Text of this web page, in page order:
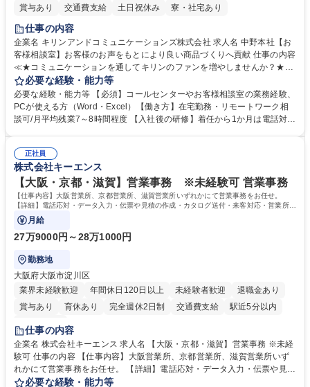
賞与あり
交通費支給 土日祝休み 寮・社宅あり
仕事の内容
企業名 キリンアンドコミュニケーションズ株式会社 求人名 中野本社【お
客様相談室】お客様のお声をもとにより良い商品づくりへ貢献 仕事の内容
≪★コミュニケーションを通してキリンのファンを増やしませんか？★≫
お客様のお声をより良い商品づくりに活かしていく上で、窓口となるお客
様相談室でのお仕事です。 日々お客様からいただくキリングループへのご
意見を、企業活動に活かしています。お客様からの声に迅速かつ誠意をも
って対応、情報提供するとともにグループ内活動に反映しています。 【具
平均100件前後■メール・手紙：同上40件前後 募集職種 中野本社【お客様
相談室】お客様のお声をもとにより良い商品づくりへ貢献
必要な経験・能力等
必要な経験・能力等 【必須】コールセンターやお客様相談室の業務経験、
PCが使える方（Word・Excel）【働き方】在宅勤務・リモートワーク相
談可/月平均残業7～8時間程度 【入社後の研修】着任から1か月は電話対応
すのでご安心ください。 【当社について】キリングループの広報機能を担
う会社として、お客様との出会いを大切にし、磨き上げたホスピタリティ
を込めてコミュニケーションをとりながら広報関連業務を行っておりま
す。 学歴・資格 学歴：大学院 大学 高専 短大 専修学校 高校 語学力： 資
格：
正社員
株式会社キーエンス
【大阪・京都・滋賀】営業事務 ※未経験可 営業事務
【仕事内容】大阪営業所、京都営業所、滋賀営業所いずれかにて営業事務をお任せ。
【詳細】電話応対・データ入力・伝票や見積の作成・カタログ送付・来客対応・営業所内
で発生する事務業務や業務改善をお任せ。
月給
27万9000円～28万1000円
勤務地
大阪府大阪市淀川区
業界未経験歓迎
年間休日120日以上 未経験者歓迎
退職金あり
賞与あり
育休あり 完全週休2日制 交通費支給
駅近5分以内
土日祝休み
仕事の内容
企業名 株式会社キーエンス 求人名 【大阪・京都・滋賀】営業事務 ※未経
験可 仕事の内容 【仕事内容】大阪営業所、京都営業所、滋賀営業所いず
れかにて営業事務をお任せ。 【詳細】電話応対・データ入力・伝票や見積
の作成・カタログ送付・来客対応・営業所内で発生する事務業務や業務改
必要な経験・能力等